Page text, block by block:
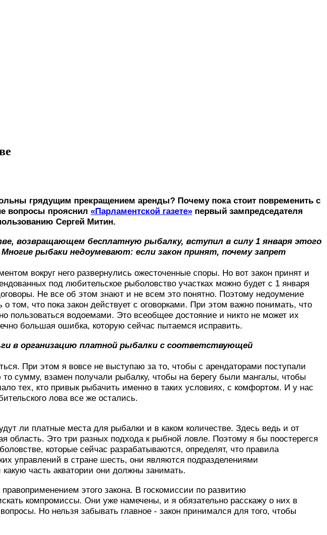
грядущим прекращением аренды? Почему пока стоит повременить с
вопросы прояснил «Парламентской газете» первый зампредседателя
Сергей Митин.
возвращающем бесплатную рыбалку, вступил в силу 1 января этого
рыбаки недоумевают: если закон принят, почему запрет
вокруг него развернулись ожесточенные споры. Но вот закон принят и
под любительское рыболовство участках можно будет с 1 января
Не все об этом знают и не всем это понятно. Поэтому недоумение
что пока закон действует с оговорками. При этом важно понимать, что
пользоваться водоемами. Это всеобщее достояние и никто не может их
большая ошибка, которую сейчас пытаемся исправить.
в организацию платной рыбалки с соответствующей
При этом я вовсе не выступаю за то, чтобы с арендаторами поступали
сумму, взамен получали рыбалку, чтобы на берегу были мангалы, чтобы
тех, кто привык рыбачить именно в таких условиях, с комфортом. И у нас
лова все же остались.
ли платные места для рыбалки и в каком количестве. Здесь ведь и от
область. Это три разных подхода к рыбной ловле. Поэтому я бы поостерегся
которые сейчас разрабатываются, определят, что правила
управлений в стране шесть, они являются подразделениями
часть акватории они должны занимать.
этого закона. В госкомиссии по развитию
компромиссы. Они уже намечены, и я обязательно расскажу о них в
Но нельзя забывать главное - закон принимался для того, чтобы